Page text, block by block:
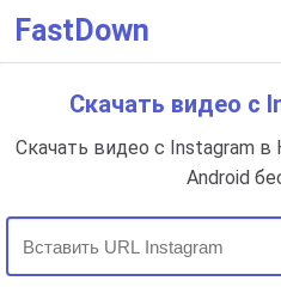
FastDown
Скачать видео с
Скачать видео с Instagram в
Android